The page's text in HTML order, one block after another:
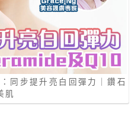
同步提升亮白回彈力｜鑽石
肌